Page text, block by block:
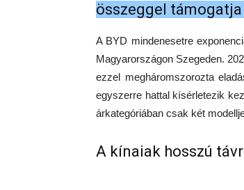
összeggel
A BYD mindenesetre
Magyarországon Szegeden.
ezzel megháromszorozta
egyszerre hattal kísérletezik
árkategóriában csak két
A kínaiak hosszú